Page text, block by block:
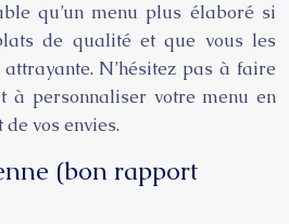
qu’un menu plus élaboré si
de qualité et que vous les
N’hésitez pas à faire
à personnaliser votre menu en
vos envies.
(bon rapport